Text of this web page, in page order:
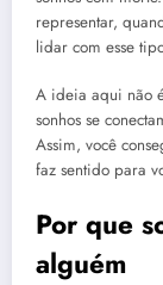
representar,
lidar com esse
A ideia aqui não
sonhos se
Assim, você
faz sentido para
Por que
alguém